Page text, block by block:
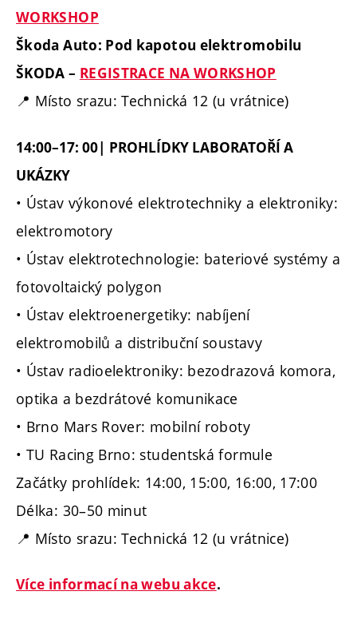
WORKSHOP
Škoda Auto: Pod kapotou elektromobilu
ŠKODA – REGISTRACE NA WORKSHOP
📍 Místo srazu: Technická 12 (u vrátnice)
14:00–17: 00| PROHLÍDKY LABORATOŘÍ A
UKÁZKY
• Ústav výkonové elektrotechniky a elektroniky:
elektromotory
• Ústav elektrotechnologie: bateriové systémy a
fotovoltaický polygon
• Ústav elektroenergetiky: nabíjení
elektromobilů a distribuční soustavy
• Ústav radioelektroniky: bezodrazová komora,
optika a bezdrátové komunikace
• Brno Mars Rover: mobilní roboty
• TU Racing Brno: studentská formule
Začátky prohlídek: 14:00, 15:00, 16:00, 17:00
Délka: 30–50 minut
📍 Místo srazu: Technická 12 (u vrátnice)
Více informací na webu akce.